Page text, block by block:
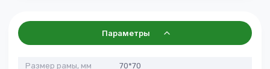
Параметры
Размер рамы, мм 70*70